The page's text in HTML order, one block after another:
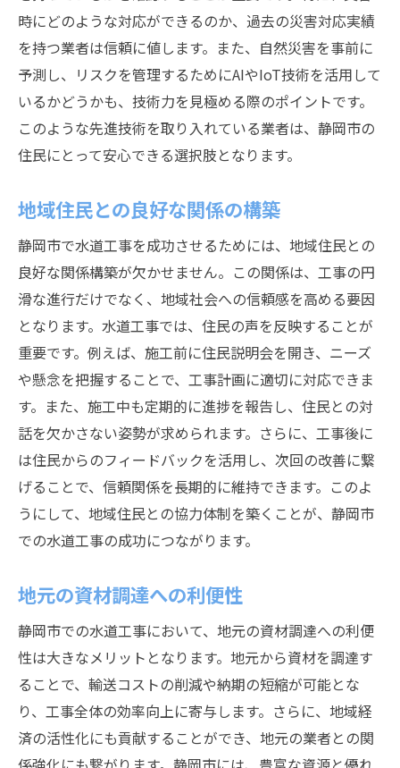
時にどのような対応ができるのか、過去の災害対応実績
を持つ業者は信頼に値します。また、自然災害を事前に
予測し、リスクを管理するためにAIやIoT技術を活用して
いるかどうかも、技術力を見極める際のポイントです。
このような先進技術を取り入れている業者は、静岡市の
住民にとって安心できる選択肢となります。
地域住民との良好な関係の構築
静岡市で水道工事を成功させるためには、地域住民との
良好な関係構築が欠かせません。この関係は、工事の円
滑な進行だけでなく、地域社会への信頼感を高める要因
となります。水道工事では、住民の声を反映することが
重要です。例えば、施工前に住民説明会を開き、ニーズ
や懸念を把握することで、工事計画に適切に対応できま
す。また、施工中も定期的に進捗を報告し、住民との対
話を欠かさない姿勢が求められます。さらに、工事後に
は住民からのフィードバックを活用し、次回の改善に繋
げることで、信頼関係を長期的に維持できます。このよ
うにして、地域住民との協力体制を築くことが、静岡市
での水道工事の成功につながります。
地元の資材調達への利便性
静岡市での水道工事において、地元の資材調達への利便
性は大きなメリットとなります。地元から資材を調達す
ることで、輸送コストの削減や納期の短縮が可能とな
り、工事全体の効率向上に寄与します。さらに、地域経
済の活性化にも貢献することができ、地元の業者との関